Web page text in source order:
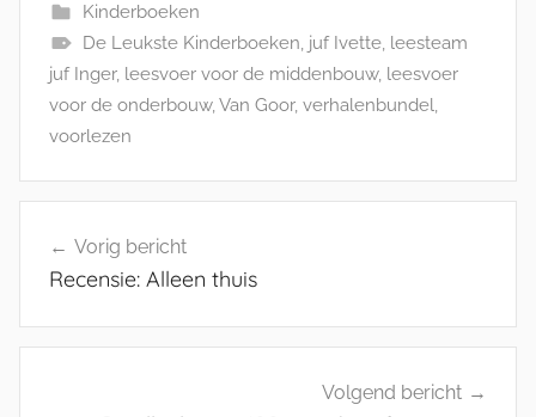
Kinderboeken
De Leukste Kinderboeken, juf Ivette, leesteam
juf Inger, leesvoer voor de middenbouw, leesvoer
voor de onderbouw,Van Goor, verhalenbundel,
voorlezen
navigatie
Vorig bericht
Recensie: Alleen thuis
Volgend bericht